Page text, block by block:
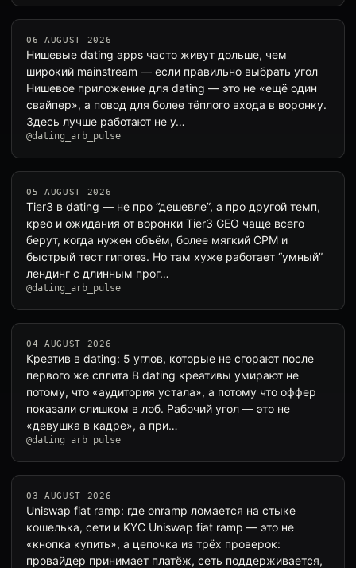
06 AUGUST 2026
Нишевые dating apps часто живут дольше, чем
широкий mainstream — если правильно выбрать угол
Нишевое приложение для dating — это не «ещё один
свайпер», а повод для более тёплого входа в воронку.
Здесь лучше работают не у…
@dating_arb_pulse
05 AUGUST 2026
Tier3 в dating — не про “дешевле”, а про другой темп,
крео и ожидания от воронки Tier3 GEO чаще всего
берут, когда нужен объём, более мягкий CPM и
быстрый тест гипотез. Но там хуже работает “умный”
лендинг с длинным прог…
@dating_arb_pulse
04 AUGUST 2026
Креатив в dating: 5 углов, которые не сгорают после
первого же сплита В dating креативы умирают не
потому, что «аудитория устала», а потому что оффер
показали слишком в лоб. Рабочий угол — это не
«девушка в кадре», а при…
@dating_arb_pulse
03 AUGUST 2026
Uniswap fiat ramp: где onramp ломается на стыке
кошелька, сети и KYC Uniswap fiat ramp — это не
«кнопка купить», а цепочка из трёх проверок:
провайдер принимает платёж, сеть поддерживается,